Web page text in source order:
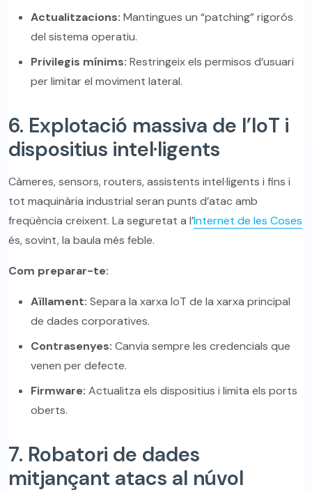
Actualitzacions: Mantingues un “patching” rigorós
del sistema operatiu.
Privilegis mínims: Restringeix els permisos d’usuari
per limitar el moviment lateral.
6. Explotació massiva de l’IoT i
dispositius intel·ligents
Càmeres, sensors, routers, assistents intel·ligents i fins i
tot maquinària industrial seran punts d’atac amb
freqüència creixent. La seguretat a l’Internet de les Coses
és, sovint, la baula més feble.
Com preparar-te:
Aïllament: Separa la xarxa IoT de la xarxa principal
de dades corporatives.
Contrasenyes: Canvia sempre les credencials que
venen per defecte.
Firmware: Actualitza els dispositius i limita els ports
oberts.
7. Robatori de dades
mitjançant atacs al núvol